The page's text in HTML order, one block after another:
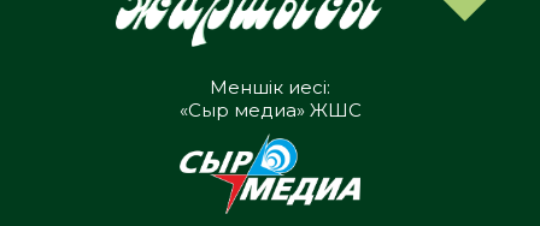
Меншік иесі:
«Сыр медиа» ЖШС